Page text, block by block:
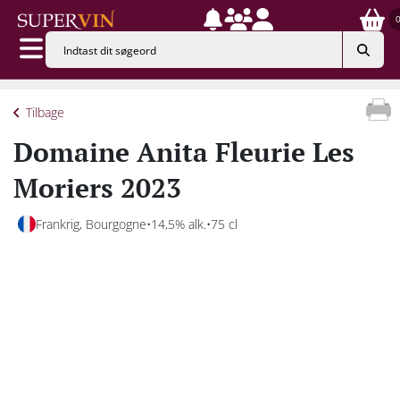
0
Tilbage
Domaine Anita Fleurie Les
Moriers 2023
Frankrig, Bourgogne 14,5% alk. 75 cl